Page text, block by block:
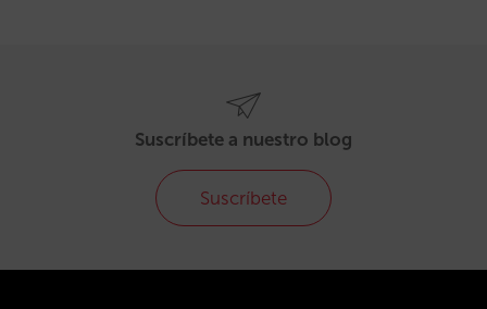
Suscríbete a nuestro blog
Suscríbete